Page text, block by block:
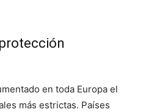
en toda Europa el
más estrictas. Países